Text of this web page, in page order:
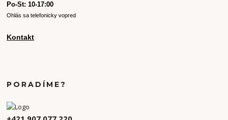
Po-St: 10-17:00
Ohlás sa telefonicky vopred
Kontakt
PORADÍME?